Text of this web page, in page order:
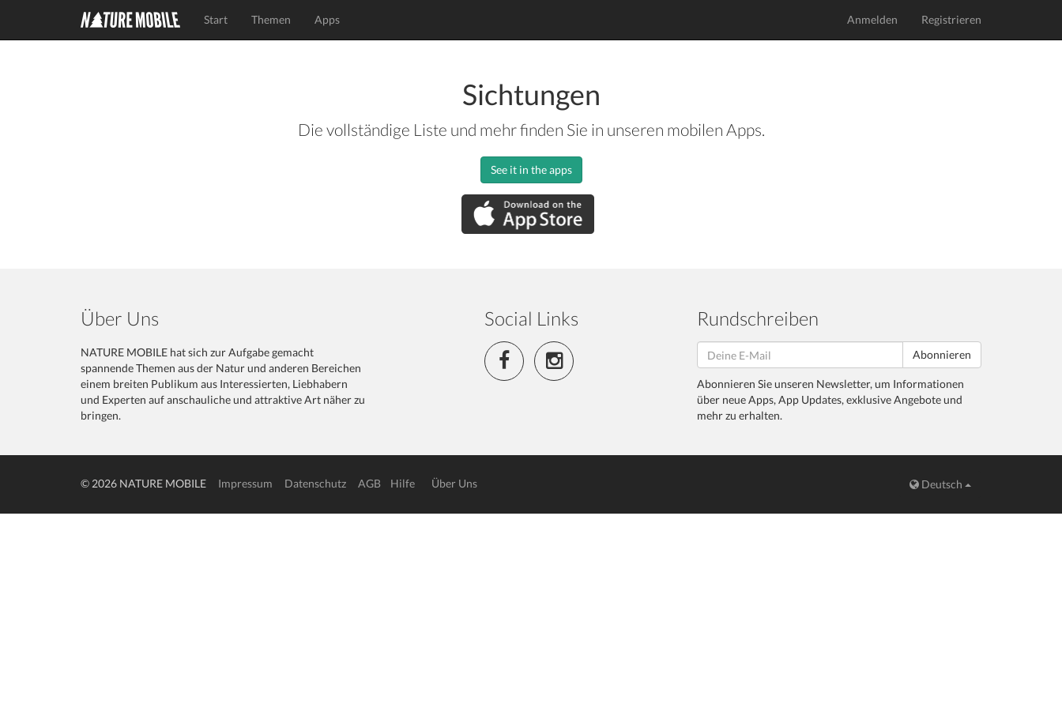
Start Themen Apps Anmelden Registrieren
Sichtungen
Die vollständige Liste und mehr finden Sie in unseren mobilen Apps.
See it in the apps
Über Uns
NATURE MOBILE hat sich zur Aufgabe gemacht
spannende Themen aus der Natur und anderen Bereichen
einem breiten Publikum aus Interessierten, Liebhabern
und Experten auf anschauliche und attraktive Art näher zu
bringen.
Social Links Rundschreiben
Abonnieren
Abonnieren Sie unseren Newsletter, um Informationen
über neue Apps, App Updates, exklusive Angebote und
mehr zu erhalten.
© 2026 NATURE MOBILE Impressum Datenschutz AGB Hilfe Über Uns Deutsch